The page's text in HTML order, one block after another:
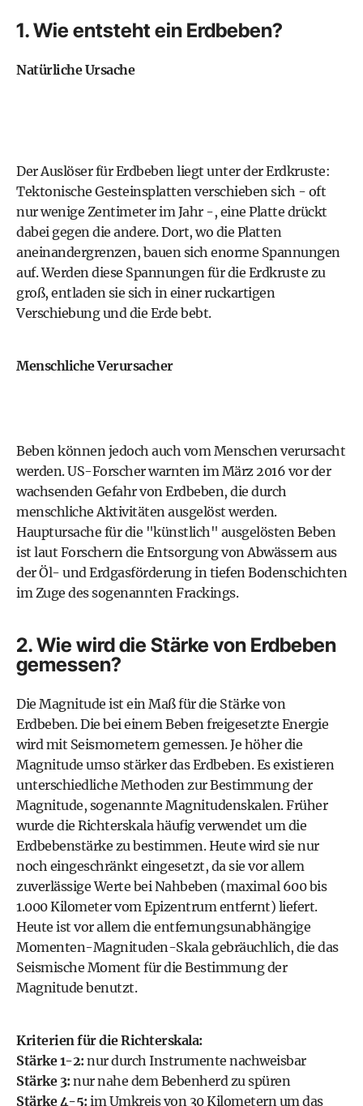
1. Wie entsteht ein Erdbeben?
Natürliche Ursache
Der Auslöser für Erdbeben liegt unter der Erdkruste:
Tektonische Gesteinsplatten verschieben sich - oft
nur wenige Zentimeter im Jahr -, eine Platte drückt
dabei gegen die andere. Dort, wo die Platten
aneinandergrenzen, bauen sich enorme Spannungen
auf. Werden diese Spannungen für die Erdkruste zu
groß, entladen sie sich in einer ruckartigen
Verschiebung und die Erde bebt.
Menschliche Verursacher
Beben können jedoch auch vom Menschen verursacht
werden. US-Forscherwarnten im März 2016 vor der
wachsenden Gefahr von Erdbeben, die durch
menschliche Aktivitäten ausgelöst werden.
Hauptursache für die "künstlich" ausgelösten Beben
ist laut Forschern die Entsorgung von Abwässern aus
der Öl- und Erdgasförderung in tiefen Bodenschichten
im Zuge des sogenannten Frackings.
2. Wie wird die Stärke von Erdbeben
gemessen?
Die Magnitude ist ein Maß für die Stärke von
Erdbeben. Die bei einem Beben freigesetzte Energie
wird mit Seismometern gemessen. Je höher die
Magnitude umso stärker das Erdbeben. Es existieren
unterschiedliche Methoden zur Bestimmung der
Magnitude, sogenannte Magnitudenskalen. Früher
wurde die Richterskala häufig verwendet um die
Erdbebenstärke zu bestimmen. Heute wird sie nur
noch eingeschränkt eingesetzt, da sie vor allem
zuverlässige Werte bei Nahbeben (maximal 600 bis
1.000 Kilometer vom Epizentrum entfernt) liefert.
Heute ist vor allem die entfernungsunabhängige
Momenten-Magnituden-Skala gebräuchlich, die das
Seismische Moment für die Bestimmung der
Magnitude benutzt.
Kriterien für die Richterskala:
Stärke 1-2: nur durch Instrumente nachweisbar
Stärke 3: nur nahe dem Bebenherd zu spüren
Stärke 4-5: im Umkreis von 30 Kilometern um das